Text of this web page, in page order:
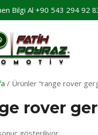
Bilgi Al +90 543 294 92
/ Ürünler “range rover
rover
gösteriliyor